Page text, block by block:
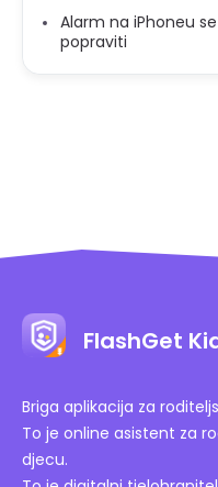
Alarm na iPhoneu
popraviti
FlashGet
Briga aplikacija za
To je online asistent za
djecu.